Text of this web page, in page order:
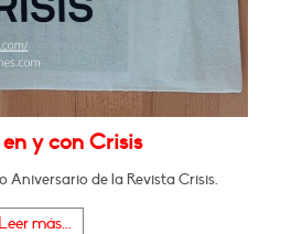
en y con Crisis
Aniversario de la Revista Crisis.
Leer más...